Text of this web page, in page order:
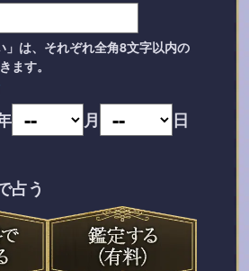
」は、それぞれ全角8文字以内の
ます。
月
日
占う